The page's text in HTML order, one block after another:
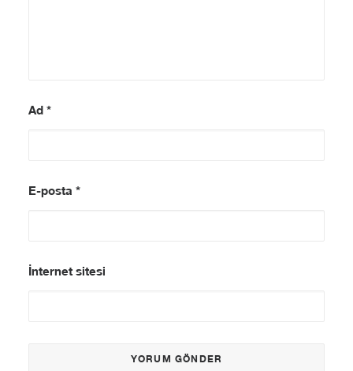
Ad *
E-posta *
İnternet sitesi